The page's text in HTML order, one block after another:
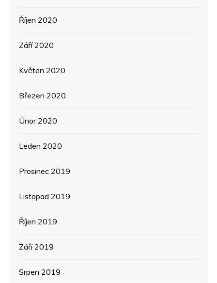
Říjen 2020
Září 2020
Květen 2020
Březen 2020
Únor 2020
Leden 2020
Prosinec 2019
Listopad 2019
Říjen 2019
Září 2019
Srpen 2019